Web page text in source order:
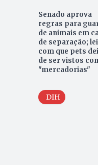
Senado aprova
regras para
de animais em
de separação;
com que pets
de ser vistos
"mercadorias"
DIH